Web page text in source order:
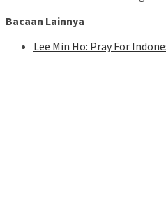
Bacaan Lainnya
Lee Min Ho: Pray For